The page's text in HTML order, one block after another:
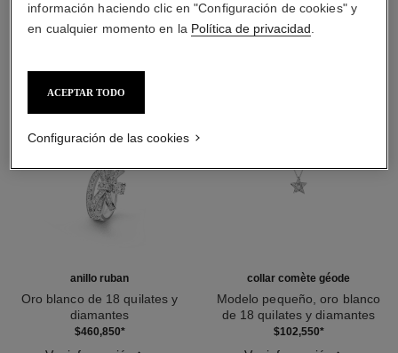
anillo ruban
Oro blanco de 18 quilates y
diamantes
Ref. J11149$460,850*
collar comète géode
Modelo pequeño, oro blanco
de 18 quilates y diamantes
$102,550*
información haciendo clic en "Configuración de cookies" y
en cualquier momento en la Política de privacidad
ACEPTAR TODO
Configuración de las cookies